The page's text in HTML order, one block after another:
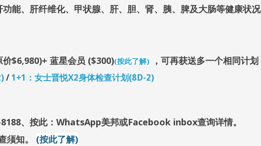
能、肝纤维化、甲状腺、肝、胆、肾、胰、脾及大肠等健康状况
$6,980)+ 蓝星会员 ($300)(按此了解)，可再获送多一个相同计划
/1+1：女士晋悦X2身体检查计划(8D-2)
、 按此：WhatsApp美邦或Facebook inbox查询详情。
须知。 (按此了解)